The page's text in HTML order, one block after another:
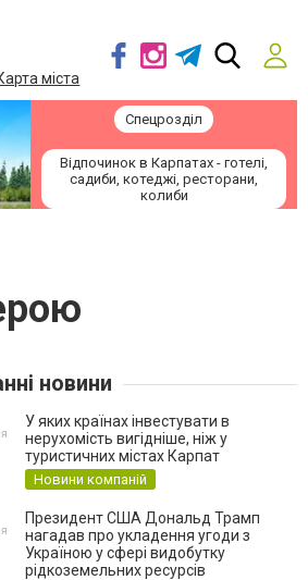
міста
Спецрозділ
Відпочинок в Карпатах - готелі,
садиби, котеджі, ресторани,
колиби
новини
У яких країнах інвестувати в
нерухомість вигідніше, ніж у
туристичних містах Карпат
Новини компаній
Президент США Дональд Трамп
нагадав про укладення угоди з
Україною у сфері видобутку
рідкоземельних ресурсів